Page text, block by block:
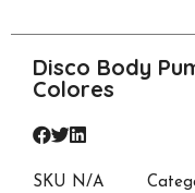
Disco Body
Colores
SKU N/A